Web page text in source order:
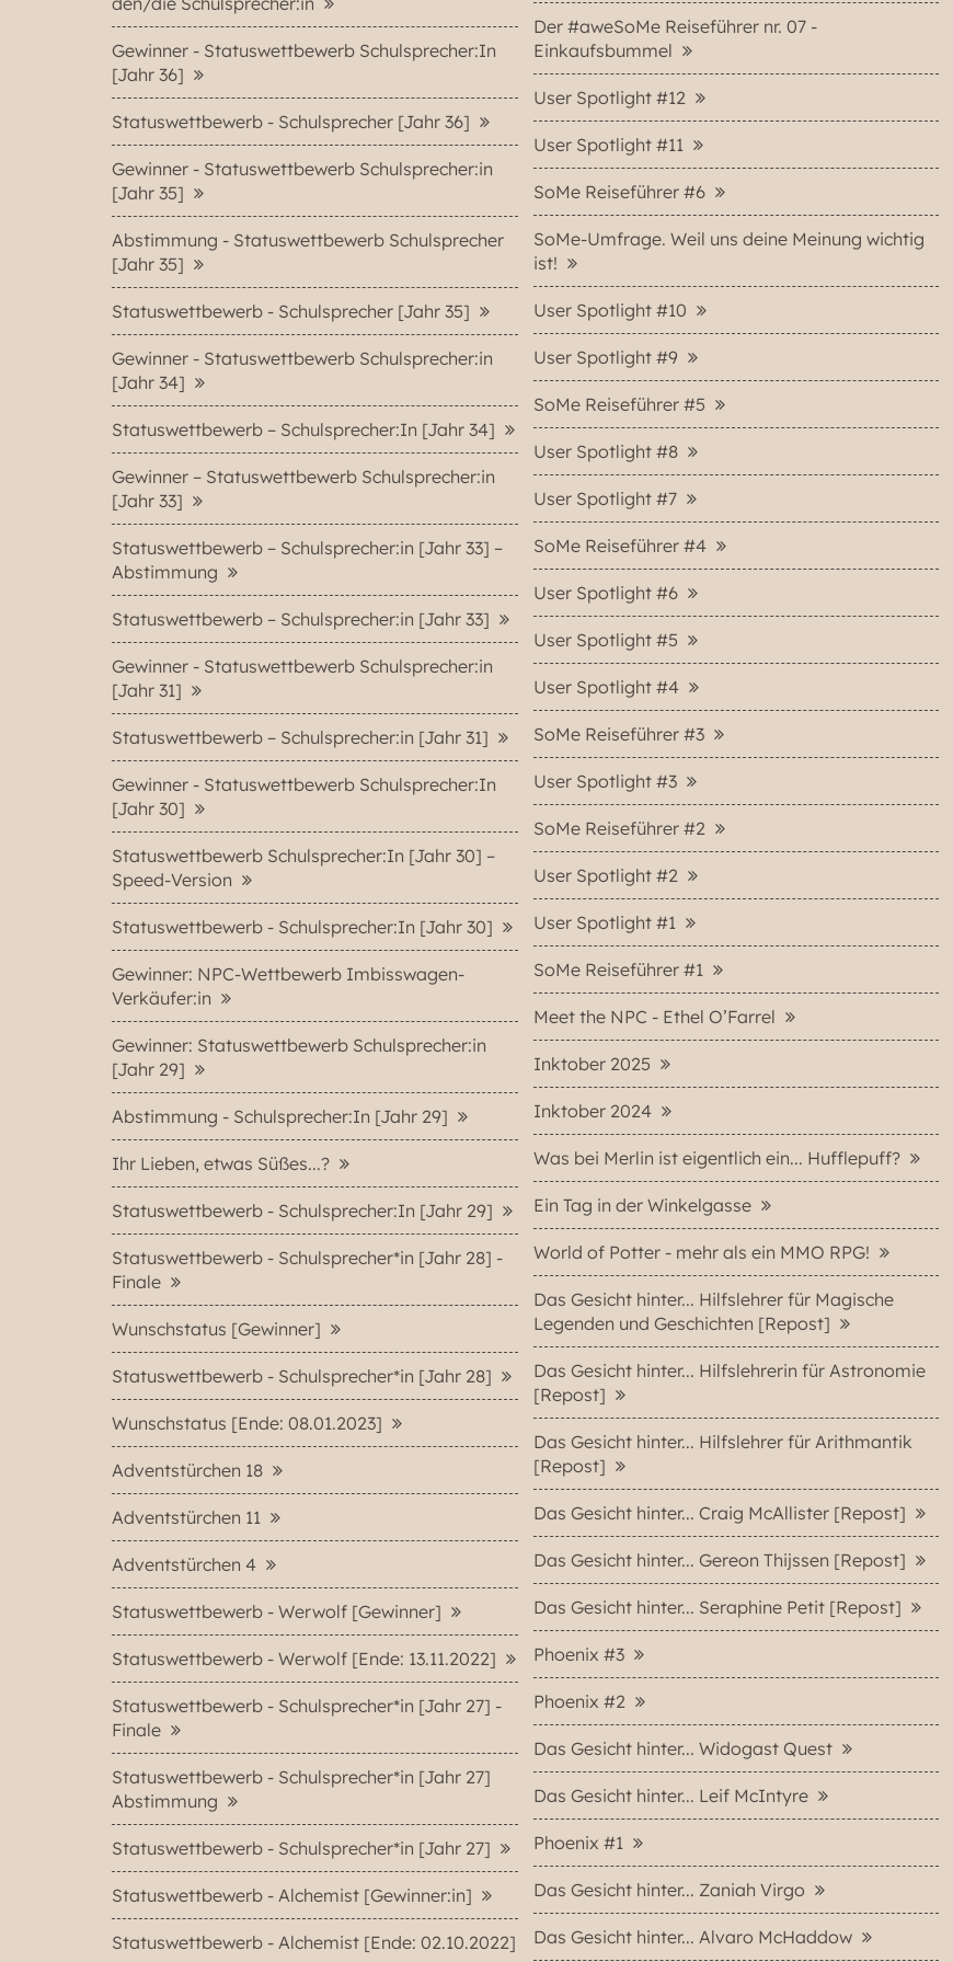
Gewinner - Statuswettbewerb Schulsprecher:In
[Jahr 36]
Statuswettbewerb - Schulsprecher [Jahr 36]
Gewinner - Statuswettbewerb Schulsprecher:in
[Jahr 35]
Abstimmung - Statuswettbewerb Schulsprecher
[Jahr 35]
Statuswettbewerb - Schulsprecher [Jahr 35]
Gewinner - Statuswettbewerb Schulsprecher:in
[Jahr 34]
Statuswettbewerb – Schulsprecher:In [Jahr 34]
Gewinner – Statuswettbewerb Schulsprecher:in
[Jahr 33]
Statuswettbewerb – Schulsprecher:in [Jahr 33] –
Abstimmung
Statuswettbewerb – Schulsprecher:in [Jahr 33]
Gewinner - Statuswettbewerb Schulsprecher:in
[Jahr 31]
Statuswettbewerb – Schulsprecher:in [Jahr 31]
Gewinner - Statuswettbewerb Schulsprecher:In
[Jahr 30]
Statuswettbewerb Schulsprecher:In [Jahr 30] –
Speed-Version
Statuswettbewerb - Schulsprecher:In [Jahr 30]
Gewinner: NPC-Wettbewerb Imbisswagen-
Verkäufer:in
Gewinner: Statuswettbewerb Schulsprecher:in
[Jahr 29]
Abstimmung - Schulsprecher:In [Jahr 29]
Ihr Lieben, etwas Süßes...?
Statuswettbewerb - Schulsprecher:In [Jahr 29]
Statuswettbewerb - Schulsprecher*in [Jahr 28] -
Finale
Wunschstatus [Gewinner]
Statuswettbewerb - Schulsprecher*in [Jahr 28]
Wunschstatus [Ende: 08.01.2023]
Adventstürchen 18
Adventstürchen 11
Adventstürchen 4
Statuswettbewerb - Werwolf [Gewinner]
Statuswettbewerb - Werwolf [Ende: 13.11.2022]
Statuswettbewerb - Schulsprecher*in [Jahr 27] -
Finale
Statuswettbewerb - Schulsprecher*in [Jahr 27]
Abstimmung
Statuswettbewerb - Schulsprecher*in [Jahr 27]
Statuswettbewerb - Alchemist [Gewinner:in]
Statuswettbewerb - Alchemist [Ende: 02.10.2022]
Der #aweSoMe Reiseführer nr. 07 -
Einkaufsbummel
User Spotlight #12
User Spotlight #11
SoMe Reiseführer #6
SoMe-Umfrage. Weil uns deine Meinung wichtig
ist!
User Spotlight #10
User Spotlight #9
SoMe Reiseführer #5
User Spotlight #8
User Spotlight #7
SoMe Reiseführer #4
User Spotlight #6
User Spotlight #5
User Spotlight #4
SoMe Reiseführer #3
User Spotlight #3
SoMe Reiseführer #2
User Spotlight #2
User Spotlight #1
SoMe Reiseführer #1
Meet the NPC - Ethel O’Farrel
Inktober 2025
Inktober 2024
Was bei Merlin ist eigentlich ein... Hufflepuff?
Ein Tag in der Winkelgasse
World of Potter - mehr als ein MMO RPG!
Das Gesicht hinter... Hilfslehrer für Magische
Legenden und Geschichten [Repost]
Das Gesicht hinter... Hilfslehrerin für Astronomie
[Repost]
Das Gesicht hinter... Hilfslehrer für Arithmantik
[Repost]
Das Gesicht hinter... Craig McAllister [Repost]
Das Gesicht hinter... Gereon Thijssen [Repost]
Das Gesicht hinter... Seraphine Petit [Repost]
Phoenix #3
Phoenix #2
Das Gesicht hinter... Widogast Quest
Das Gesicht hinter... Leif McIntyre
Phoenix #1
Das Gesicht hinter... Zaniah Virgo
Das Gesicht hinter... Alvaro McHaddow